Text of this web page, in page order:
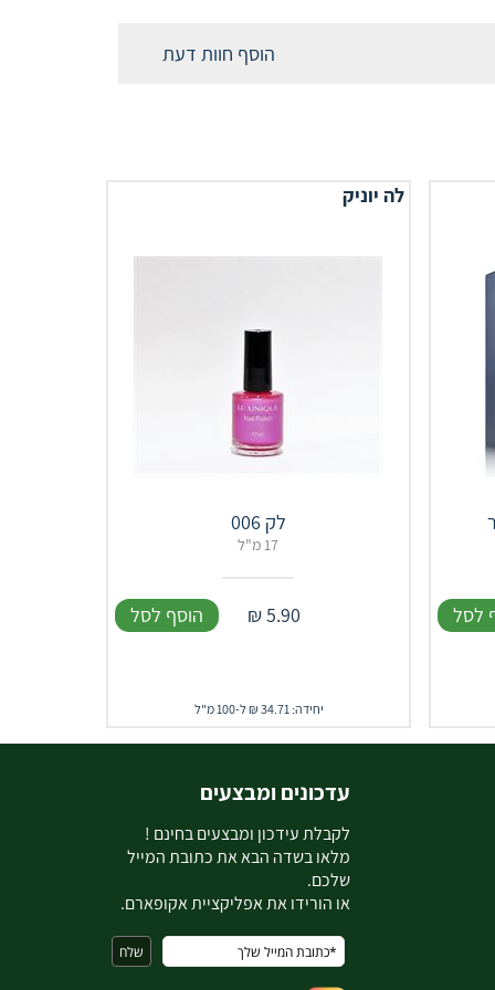
הוסף חוות דעת
לסל
לה יוניק
לק 006
17 מ"ל
5.90
₪ הוסף לסל
יחידה: 34.71 ₪ ל-100 מ"ל
עדכונים ומבצעים
לקבלת עידכון ומבצעים בחינם !
מלאו בשדה הבא את כתובת המייל
שלכם.
או הורידו את אפליקציית אקופארם.